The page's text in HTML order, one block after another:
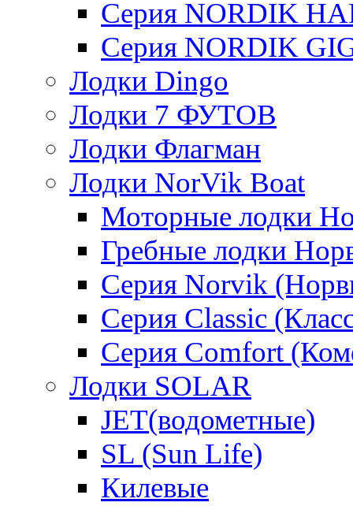
Серия NORDIK
Серия NORDIK
Лодки Dingo
Лодки 7 ФУТОВ
Лодки Флагман
Лодки NorVik Boat
Моторные лодки
Гребные лодки
Серия Norvik
Серия Classic
Серия Comfort
Лодки SOLAR
JET(водометные)
SL (Sun Life)
Килевые